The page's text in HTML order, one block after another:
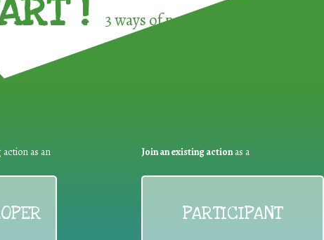
! 3 ways of participating in the
as an Join an existing actionas a
PARTICIPANT